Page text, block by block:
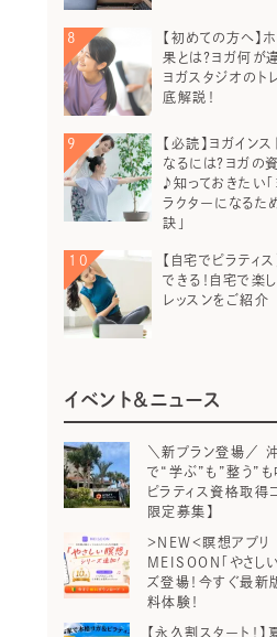
【初めての方へ】
果とは？ヨガ何が
ヨガスタジオのト
底解説！
【必読】ヨガイン
なるには？ヨガの
♪知っておきたい「
ラクターになるた
訣」
【自宅でピラティ
できる！自宅で楽
レッスンをご紹介
イベント＆ニュース
＼新プラン登場／
で“学ぶ”も”整う”も
ピラティス資格取得
限定募集】
＞NEW＜瞑想アプリ
MEISOON「やさし
ズ登場！今すぐ最新
料体験！
【永久割スタート！